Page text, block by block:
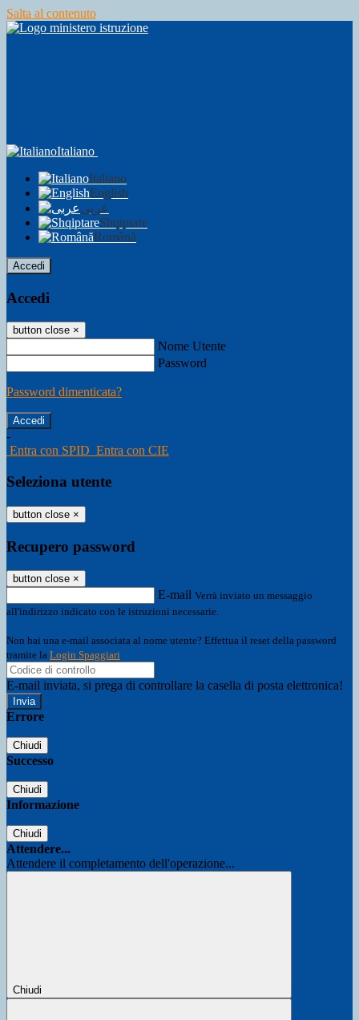
Salta al contenuto
Italiano
Italiano
English
عربى
Shqiptare
Română
Accedi
Accedi
button close ×
Nome Utente
Password
Password dimenticata?
-
Entra con SPID Entra con CIE
Seleziona utente
button close ×
Recupero password
button close ×
E-mail Verrà inviato un messaggio
all'indirizzo indicato con le istruzioni necessarie.
Non hai una e-mail associata al nome utente? Effettua il reset della password
tramite la Login Spaggiari
E-mail inviata, si prega di controllare la casella di posta elettronica!
Errore
Chiudi
Successo
Chiudi
Informazione
Chiudi
Attendere...
Attendere il completamento dell'operazione...
Chiudi